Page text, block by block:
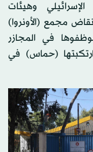
وهيئات
مجمع (الأونروا)
في المجازر
(حماس) في